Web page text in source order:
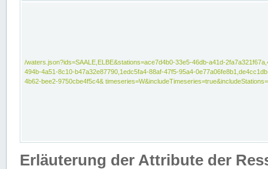
/waters.json?ids=SAALE,ELBE&stations=ace7d4b0-33e5-46db-a41d-
494b-4a51-8c10-b47a32e87790,1edc5fa4-88af-47f5-95a4-
4b62-bee2-9750cbe4f5c4&
Erläuterung der Attribute der